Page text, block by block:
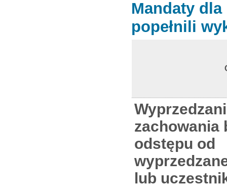
Mandaty
popełnili
zachowania
odstępu od
lub